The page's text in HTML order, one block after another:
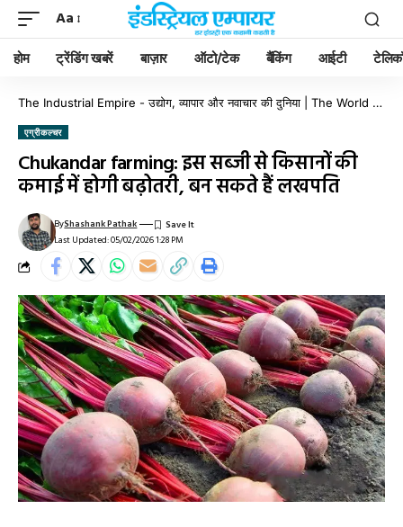
Aa
होम ट्रेंडिंग खबरें बाज़ार ऑटो/टेक बैंकिंग आईटी
The Industrial Empire - उद्योग, व्यापार और नवाचार की दुनिया | The World of Industry, Business & Innovation
एग्रीकल्चर
Chukandar farming: इस सब्जी से किसानों की
कमाई में होगी बढ़ोतरी, बन सकते हैं लखपति
Last Updated: 05/02/2026 1:28 PM
ByShashank Pathak